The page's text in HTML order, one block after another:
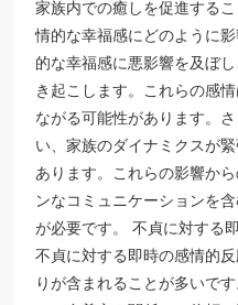
家族内での癒しを促進する
情的な幸福感にどのように
的な幸福感に悪影響を及ぼ
き起こします。これらの感
ながる可能性があります。
い、家族のダイナミクスが
あります。これらの影響か
ンなコミュニケーションを
が必要です。 不貞に対する
不貞に対する即時の感情的
りが含まれることが多いで